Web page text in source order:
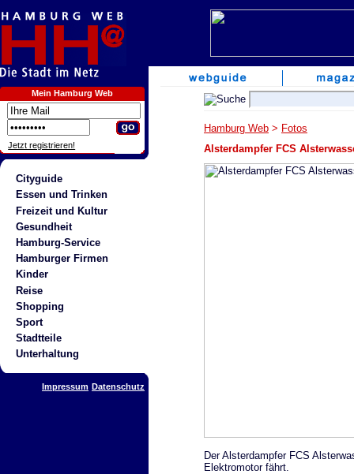
Mein Hamburg Web
Jetzt registrieren!
Cityguide
Essen und Trinken
Freizeit und Kultur
Gesundheit
Hamburg-Service
Hamburger Firmen
Kinder
Reise
Shopping
Sport
Stadtteile
Unterhaltung
Impressum Datenschutz
Hamburg Web > Fotos
Alsterdampfer FCS
Der Alsterdampfer FCS
Elektromotor fährt.